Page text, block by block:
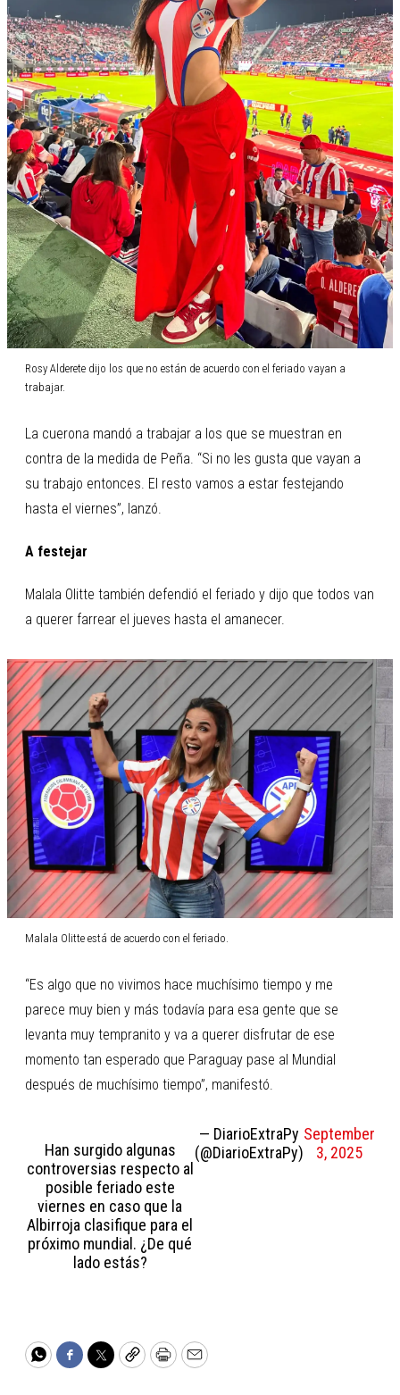
Rosy Alderete dijo los que no están de acuerdo con el feriado vayan a
trabajar.
La cuerona mandó a trabajar a los que se muestran en
contra de la medida de Peña. “Si no les gusta que vayan a
su trabajo entonces. El resto vamos a estar festejando
hasta el viernes”, lanzó.
A festejar
Malala Olitte también defendió el feriado y dijo que todos van
a querer farrear el jueves hasta el amanecer.
Malala Olitte está de acuerdo con el feriado.
“Es algo que no vivimos hace muchísimo tiempo y me
parece muy bien y más todavía para esa gente que se
levanta muy tempranito y va a querer disfrutar de ese
momento tan esperado que Paraguay pase al Mundial
después de muchísimo tiempo”, manifestó.
Han surgido algunas
controversias respecto al
posible feriado este
viernes en caso que la
Albirroja clasifique para el
próximo mundial. ¿De qué
lado estás?
— DiarioExtraPy
(@DiarioExtraPy)
September
3, 2025
WhatsApp
Facebook
TwitterCopyPrintEmail